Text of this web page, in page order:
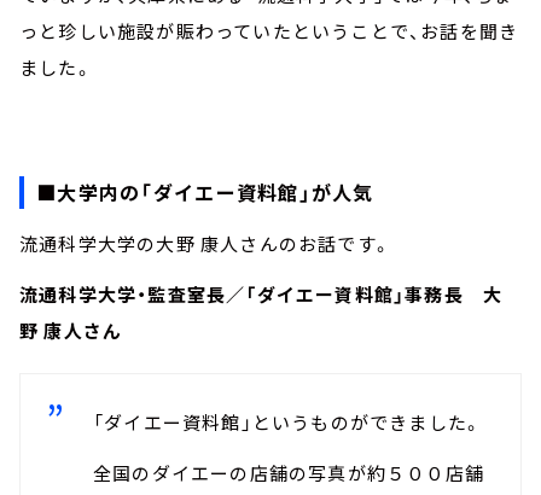
っと珍しい施設が賑わっていたということで、お話を聞き
ました。
■大学内の「ダイエー資料館」が人気
流通科学大学の大野 康人さんのお話です。
流通科学大学・監査室長／「ダイエー資料館」事務長 大
野 康人さん
「ダイエー資料館」というものができました。
全国のダイエーの店舗の写真が約５００店舗